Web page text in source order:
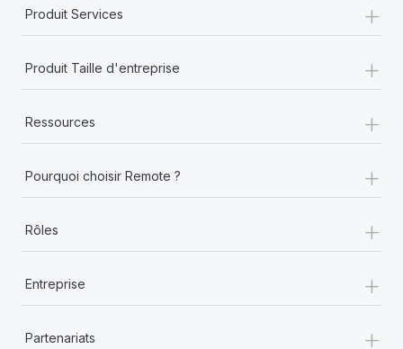
Produit Services +
Produit Taille d'entreprise +
Ressources +
Pourquoi choisir Remote ? +
Rôles +
Entreprise +
Partenariats +